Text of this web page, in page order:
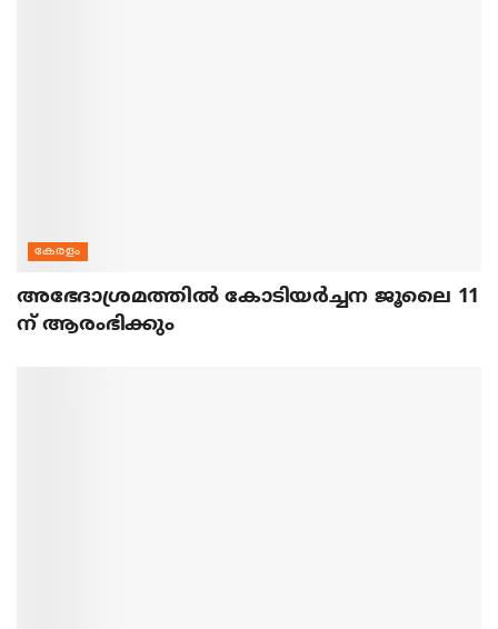
കേരളം
അഭേദാശ്രമത്തില്‍ കോടിയര്‍ച്ചന ജൂലൈ 11
ന് ആരംഭിക്കും